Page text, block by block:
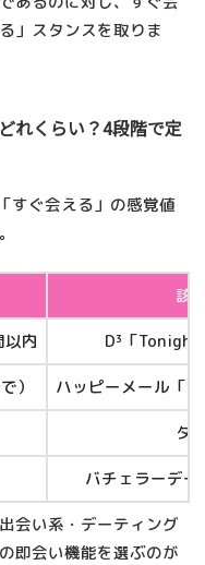
」スタンスを取りま
れくらい？4段階で定
すぐ会える」の感覚値
該
内
D³「Tonight
）
ハッピーメール「
タ
バチェラーデ
出会い系・デーティング
即会い機能を選ぶのが